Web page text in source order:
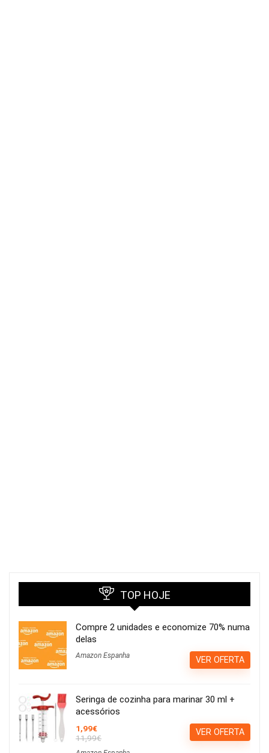
TOP HOJE
Compre 2 unidades e economize 70% numa
delas
Amazon Espanha VER OFERTA
Seringa de cozinha para marinar 30 ml +
acessórios
1,99€
11,99€
VER OFERTA